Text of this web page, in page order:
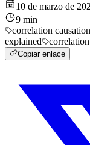
10 de marzo de
9 min
correlation
explained
Copiar enlace